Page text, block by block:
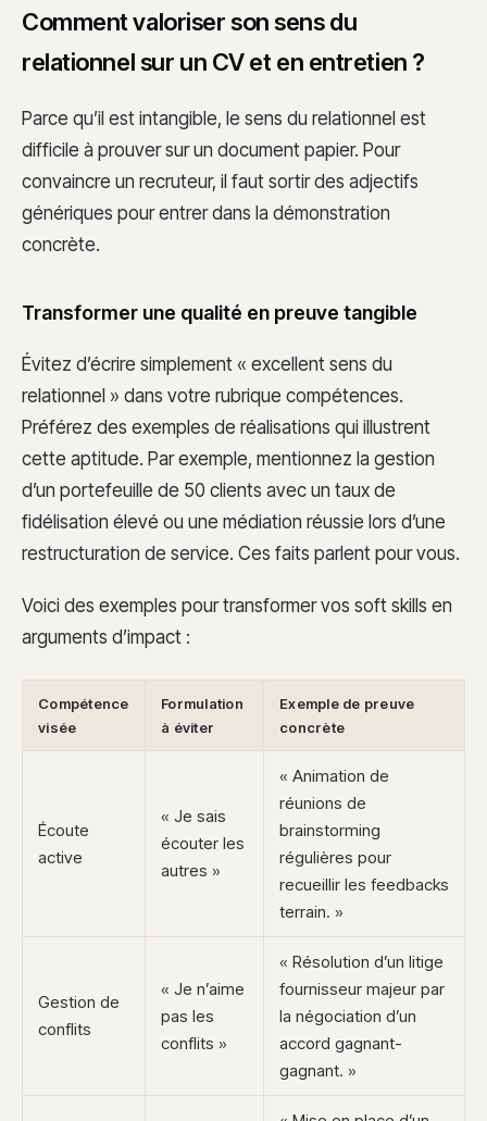
Comment valoriser son sens du
relationnel sur un CV et en entretien ?
Parce qu’il est intangible, le sens du relationnel est
difficile à prouver sur un document papier. Pour
convaincre un recruteur, il faut sortir des adjectifs
génériques pour entrer dans la démonstration
concrète.
Transformer une qualité en preuve tangible
Évitez d’écrire simplement « excellent sens du
relationnel » dans votre rubrique compétences.
Préférez des exemples de réalisations qui illustrent
cette aptitude. Par exemple, mentionnez la gestion
d’un portefeuille de 50 clients avec un taux de
fidélisation élevé ou une médiation réussie lors d’une
restructuration de service. Ces faits parlent pour vous.
Voici des exemples pour transformer vos soft skills en
arguments d’impact :
Compétence
visée
Formulation
à éviter
Exemple de preuve
concrète
Écoute
active
« Je sais
écouter les
autres »
« Animation de
réunions de
brainstorming
régulières pour
recueillir les feedbacks
terrain. »
Gestion de
conflits
« Je n’aime
pas les
conflits »
« Résolution d’un litige
fournisseur majeur par
la négociation d’un
accord gagnant-
gagnant. »